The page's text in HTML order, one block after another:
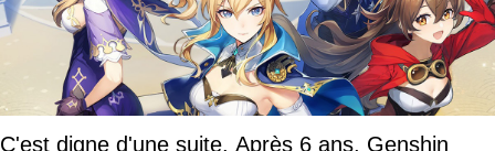
C'est digne d'une suite. Après 6 ans, Genshin